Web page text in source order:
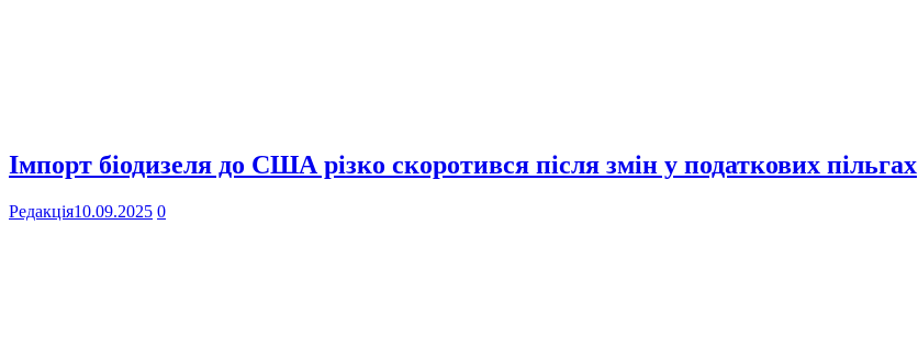
Імпорт біодизеля до США різко скоротився після змін у податкових пільгах
Редакція10.09.2025 0